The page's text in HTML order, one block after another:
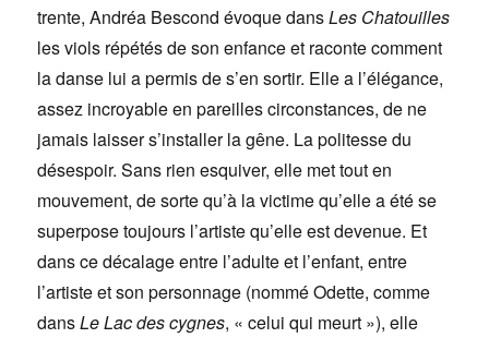
trente,Andréa Bescond évoque dansLes Chatouilles
les viols répétés de son enfance et raconte comment
la danse lui a permis de s’en sortir. Elle a l’élégance,
assez incroyable en pareilles circonstances, de ne
jamais laisser s’installer la gêne. La politesse du
désespoir. Sans rien esquiver, elle met tout en
mouvement, de sorte qu’à la victime qu’elle a été se
superpose toujours l’artiste qu’elle est devenue. Et
dans ce décalage entre l’adulte et l’enfant, entre
l’artiste et son personnage (nommé Odette, comme
dansLe Lac des cygnes, « celui qui meurt »), elle